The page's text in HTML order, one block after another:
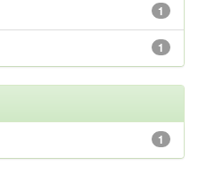
1
1
1